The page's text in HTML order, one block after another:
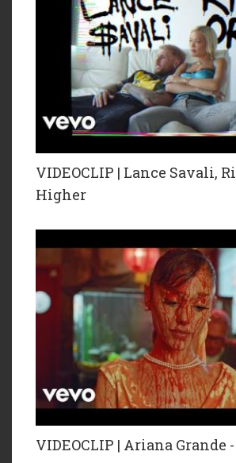
VIDEOCLIP | Lance Savali,
Higher
VIDEOCLIP | Ariana Grande